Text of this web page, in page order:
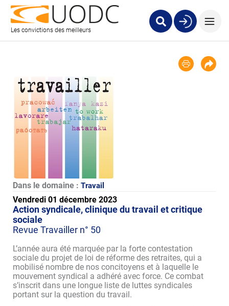
Les convictions des meilleurs
Dans le domaine : Travail
Vendredi 01 décembre 2023
Action syndicale, clinique du travail et critique
sociale
Revue Travailler n° 50
L’année aura été marquée par la forte contestation
sociale du projet de loi de réforme des retraites, qui a
mobilisé nombre de nos concitoyens et à laquelle le
mouvement syndical a adhéré avec force. Ce combat
s’inscrit dans une longue liste de luttes syndicales
portant sur la question du travail.